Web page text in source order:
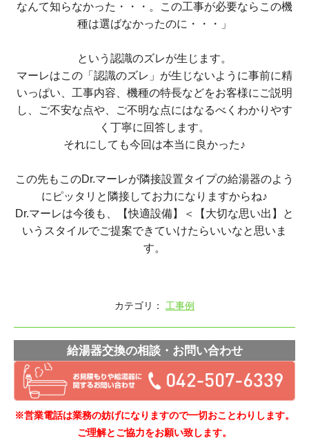
なんて知らなかった・・・。この工事が必要ならこの機
種は選ばなかったのに・・・」
という認識のズレが生じます。
マーレはこの「認識のズレ」が生じないように事前に精
いっぱい、工事内容、機種の特長などをお客様にご説明
し、ご不安な点や、ご不明な点にはなるべくわかりやす
く丁寧に回答します。
それにしても今回は本当に良かった♪
この先もこのDr.マーレが隣接設置タイプの給湯器のよう
にピッタリと隣接してお力になりますからね♪
Dr.マーレは今後も、【快適設備】＜【大切な思い出】と
いうスタイルでご提案できていけたらいいなと思いま
す。
カテゴリ： 工事例
給湯器交換の相談・お問い合わせ
※営業電話は業務の妨げになりますので一切おことわりします。
ご理解とご協力をお願い致します。